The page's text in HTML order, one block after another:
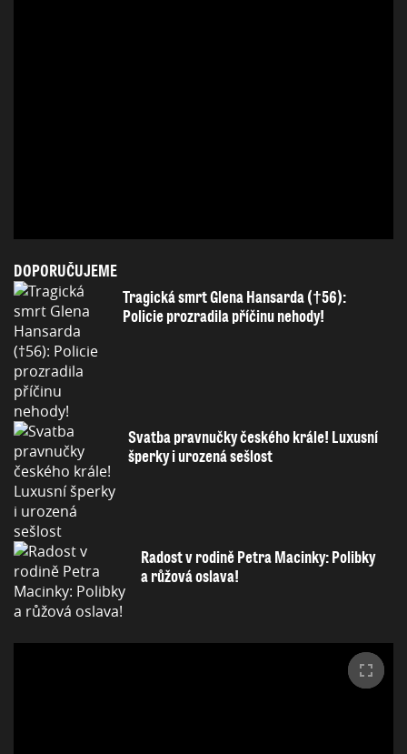
DOPORUČUJEME
Tragická smrt Glena Hansarda (†56):
Policie prozradila příčinu nehody!
Svatba pravnučky českého krále! Luxusní
šperky i urozená sešlost
Radost v rodině Petra Macinky: Polibky
a růžová oslava!